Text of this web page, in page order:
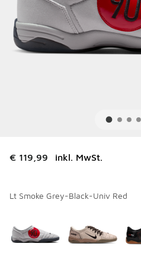
€ 119,99 inkl. MwSt.
Lt Smoke Grey-Black-Univ Red